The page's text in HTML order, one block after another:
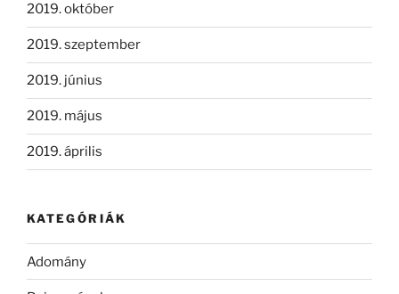
2019. október
2019. szeptember
2019. június
2019. május
2019. április
KATEGÓRIÁK
Adomány